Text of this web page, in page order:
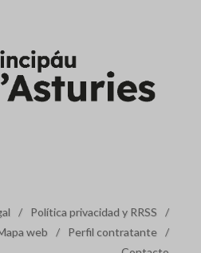
/ Política privacidad y RRSS
/
web / Perfil contratante /